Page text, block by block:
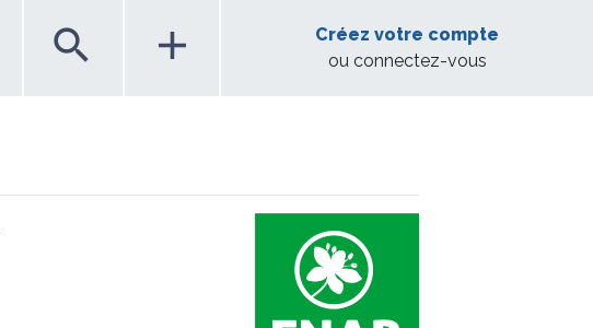
search add
Créez votre compte
ou connectez-vous